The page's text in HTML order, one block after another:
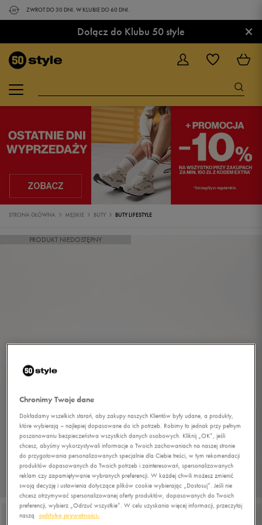
ZWROT DO 30 DNI. W KLUBIE DO 60 DNI.
Dołącz do Klubu 50 style ×
STRONA GŁÓWNA MĘSKIE BUTY BUTY LIFESTYLE
PRODUKT NIEDOSTĘPNY
Chronimy Twoje dane
Dokładamy wszelkich starań, aby zakupy naszych Klientów były udane, a produkty,
które wybierają – najlepiej dopasowane do ich potrzeb. Robimy to jednak przy pełnym
poszanowaniu bezpieczeństwa wszystkich danych osobowych. Kliknij „OK”, jeśli
chcesz, abyśmy wykorzystywali informacje o Twoich zachowaniach na naszej stronie
do przygotowania personalizowanych specjalnie dla Ciebie treści, w tym rekomendacji
produktów dopasowanych do Twoich potrzeb i zainteresowań, spersonalizowanych
reklam czy zapamiętywanie wybranych preferencji. W każdej chwili możesz zmienić
swoją decyzję i ustawienia dotyczące plików cookie wybierając „Dostosuj”. Jeśli nie
chcesz otrzymywać spersonalizowanej oferty produktów, dopasowanych do Twoich
preferencji, wybierz „Odrzuć wszystkie”. W celu uzyskania więcej informacji, przeczytaj
naszą
politykę prywatności.